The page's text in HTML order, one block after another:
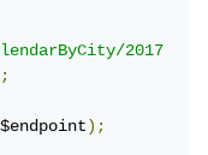
2017
;
$endpoint);